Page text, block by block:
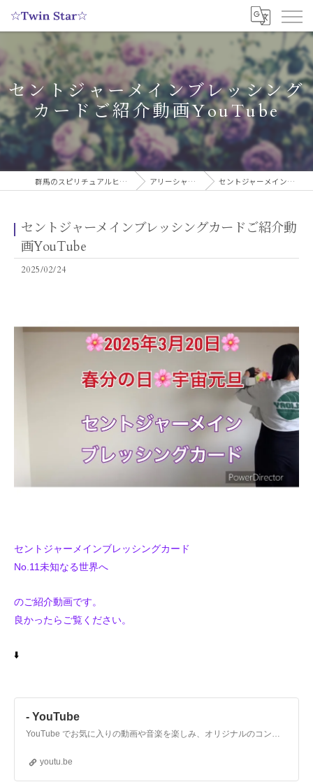
セントジャーメインブレッシング
カードご紹介動画YouTube
群馬のスピリチュアルヒーリングサロンなら実績多数の☆Twin Star☆ アリーシャのスピリチュアルブログ セントジャーメインブレッシングカードご紹介動画YouTube
セントジャーメインブレッシングカードご紹介動
画YouTube
2025/02/24
セントジャーメインブレッシングカード
No.11未知なる世界へ
のご紹介動画です。
良かったらご覧ください。
⬇️
- YouTube
YouTube でお気に入りの動画や音楽を楽しみ、オリジナルのコンテンツをアップロードして友だちや家族、世界中の人たちと共有しましょう。
youtu.be